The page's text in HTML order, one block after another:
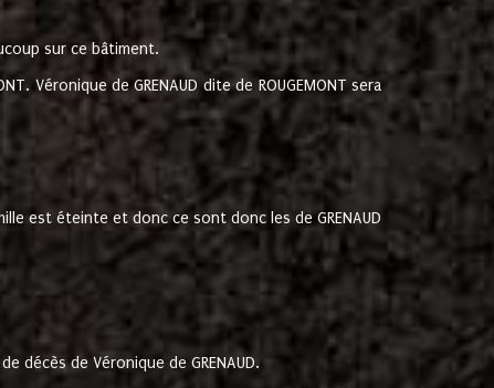
sur ce bâtiment.
Véronique de GRENAUD dite de ROUGEMONT sera
est éteinte et donc ce sont donc les de GRENAUD
décès de Véronique de GRENAUD.